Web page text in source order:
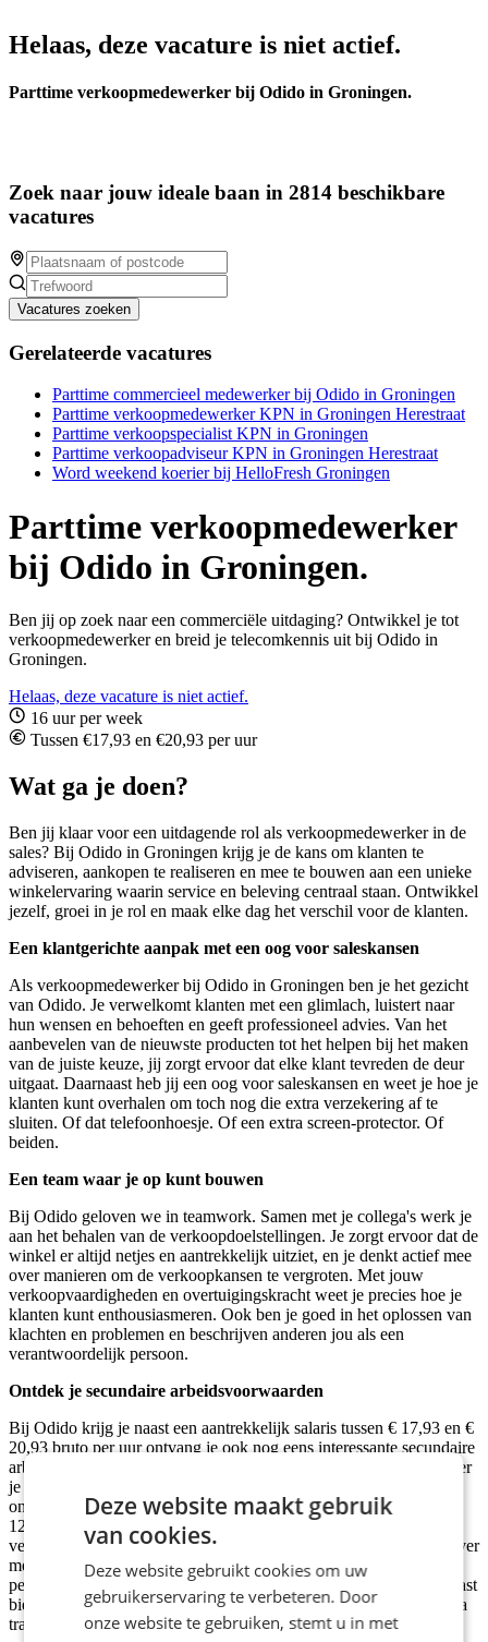
Helaas, deze vacature is niet actief.
Parttime verkoopmedewerker bij Odido in Groningen.
Zoek naar jouw ideale baan in 2814 beschikbare
vacatures
Vacatures zoeken
Gerelateerde vacatures
Parttime commercieel medewerker bij Odido in Groningen
Parttime verkoopmedewerker KPN in Groningen Herestraat
Parttime verkoopspecialist KPN in Groningen
Parttime verkoopadviseur KPN in Groningen Herestraat
Word weekend koerier bij HelloFresh Groningen
Parttime verkoopmedewerker
bij Odido in Groningen.
Ben jij op zoek naar een commerciële uitdaging? Ontwikkel je tot
verkoopmedewerker en breid je telecomkennis uit bij Odido in
Groningen.
Helaas, deze vacature is niet actief.
16 uur per week
Tussen €17,93 en €20,93 per uur
Wat ga je doen?
Ben jij klaar voor een uitdagende rol als verkoopmedewerker in de
sales? Bij Odido in Groningen krijg je de kans om klanten te
adviseren, aankopen te realiseren en mee te bouwen aan een unieke
winkelervaring waarin service en beleving centraal staan. Ontwikkel
jezelf, groei in je rol en maak elke dag het verschil voor de klanten.
Een klantgerichte aanpak met een oog voor saleskansen
Als verkoopmedewerker bij Odido in Groningen ben je het gezicht
van Odido. Je verwelkomt klanten met een glimlach, luistert naar
hun wensen en behoeften en geeft professioneel advies. Van het
aanbevelen van de nieuwste producten tot het helpen bij het maken
van de juiste keuze, jij zorgt ervoor dat elke klant tevreden de deur
uitgaat. Daarnaast heb jij een oog voor saleskansen en weet je hoe je
klanten kunt overhalen om toch nog die extra verzekering af te
sluiten. Of dat telefoonhoesje. Of een extra screen-protector. Of
beiden.
Een team waar je op kunt bouwen
Bij Odido geloven we in teamwork. Samen met je collega's werk je
aan het behalen van de verkoopdoelstellingen. Je zorgt ervoor dat de
winkel er altijd netjes en aantrekkelijk uitziet, en je denkt actief mee
over manieren om de verkoopkansen te vergroten. Met jouw
verkoopvaardigheden en overtuigingskracht weet je precies hoe je
klanten kunt enthousiasmeren. Ook ben je goed in het oplossen van
klachten en problemen en beschrijven anderen jou als een
verantwoordelijk persoon.
Ontdek je secundaire arbeidsvoorwaarden
Bij Odido krijg je naast een aantrekkelijk salaris tussen € 17,93 en €
20,93bruto per uur ontvang jeook nog eens interessante secundaire
arbeidsvoorwaarden. Zo verdien je een bonus vanaf € 500 wanneer
je een nieuwe collega aandraagt. Daarnaast krijg je
onregelmatigheidstoeslagen van maar liefst 150% op zondagen en
120% op koopavonden. En maak je gebruik van het openbaar
vervoer? Dan worden je volledige OV-kosten vergoed. Rijd je liever
met de auto? Dan ontvang je een kilometervergoeding van € 0,23
per kilometer tot een afstand van 30 kilometer enkele reis. Daarnaast
biedt Odido je de mogelijkheid om jezelf verder te ontwikkelen via
trainingen en cursussen.
Deze website maakt gebruik
van cookies.
Deze website gebruikt cookies om uw
gebruikerservaring te verbeteren. Door
onze website te gebruiken, stemt u in met